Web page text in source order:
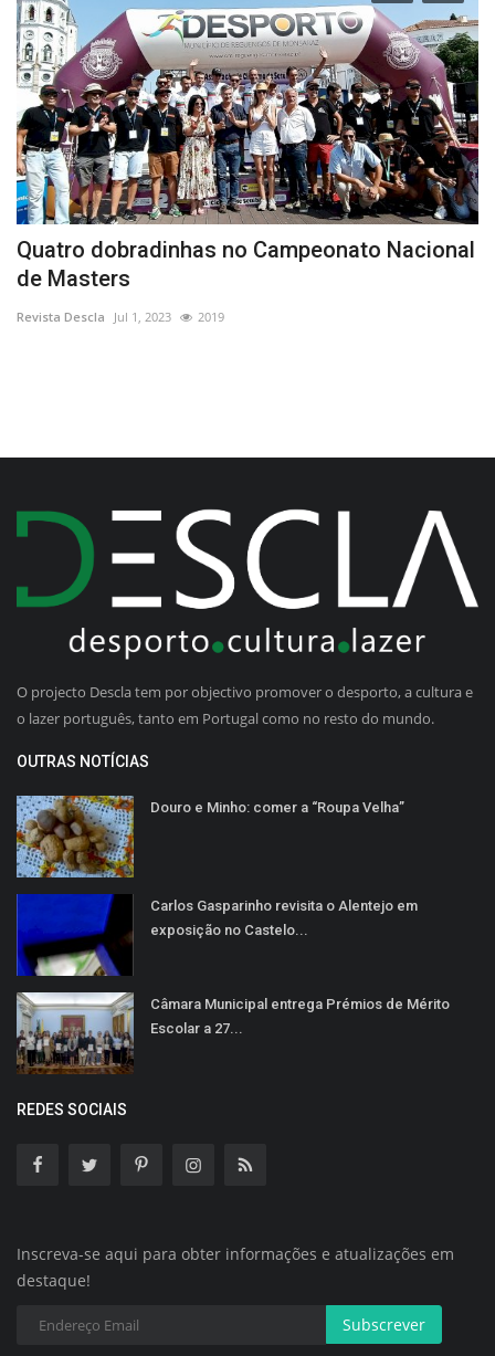
Quatro dobradinhas no Campeonato Nacional
de Masters
Revista Descla Jul 1, 2023 2019
O projecto Descla tem por objectivo promover o desporto, a cultura e
o lazer português, tanto em Portugal como no resto do mundo.
OUTRAS NOTÍCIAS
Douro e Minho: comer a “Roupa Velha”
Carlos Gasparinho revisita o Alentejo em
exposição no Castelo...
Câmara Municipal entrega Prémios de Mérito
Escolar a 27...
REDES SOCIAIS
Inscreva-se aqui para obter informações e atualizações em
destaque!
Subscrever